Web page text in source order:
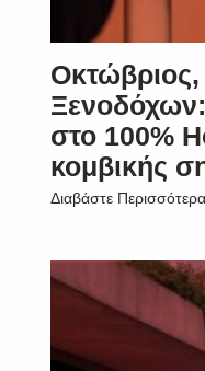
Ξενοδόχων:
στο 100%
κομβικής
Διαβάστε Περισσότερα